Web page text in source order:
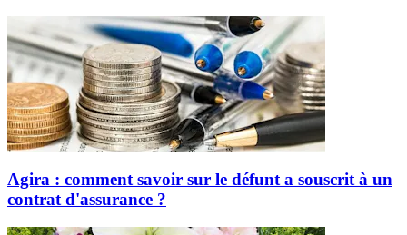
Agira : comment savoir sur le défunt a souscrit à un
contrat d'assurance ?